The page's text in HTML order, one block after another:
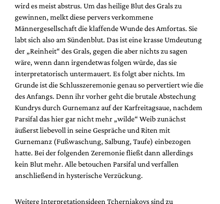
wird es meist abstrus. Um das heilige Blut des Grals zu
gewinnen, melkt diese pervers verkommene
Männergesellschaft die klaffende Wunde des Amfortas. Sie
labt sich also am Sündenblut. Das ist eine krasse Umdeutung
der „Reinheit“ des Grals, gegen die aber nichts zu sagen
wäre, wenn dann irgendetwas folgen würde, das sie
interpretatorisch untermauert. Es folgt aber nichts. Im
Grunde ist die Schlusszeremonie genau so pervertiert wie die
des Anfangs. Denn ihr vorher geht die brutale Abstechung
Kundrys durch Gurnemanz auf der Karfreitagsaue, nachdem
Parsifal das hier gar nicht mehr „wilde“ Weib zunächst
äußerst liebevoll in seine Gespräche und Riten mit
Gurnemanz (Fußwaschung, Salbung, Taufe) einbezogen
hatte. Bei der folgenden Zeremonie fließt dann allerdings
kein Blut mehr. Alle betouchen Parsifal und verfallen
anschließend in hysterische Verzückung.
Weitere Interpretationsideen Tcherniakovs sind zu